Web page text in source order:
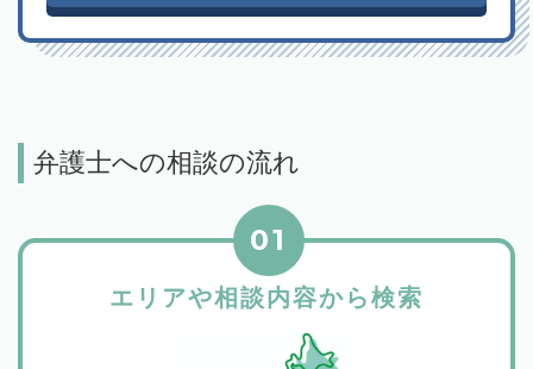
弁護士への相談の流れ
エリアや相談内容から検索
01